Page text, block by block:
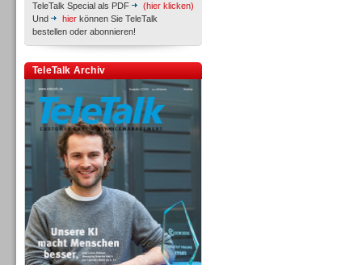
TeleTalk Special als PDF
(hier klicken)
Und
hier können Sie TeleTalk
bestellen oder abonnieren!
TeleTalk Archiv
Inbound
Inbound